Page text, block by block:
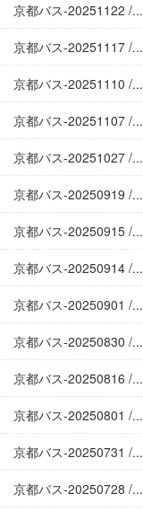
京都バス-20251122 /...
京都バス-20251117 /...
京都バス-20251110 /...
京都バス-20251107 /...
京都バス-20251027 /...
京都バス-20250919 /...
京都バス-20250915 /...
京都バス-20250914 /...
京都バス-20250901 /...
京都バス-20250830 /...
京都バス-20250816 /...
京都バス-20250801 /...
京都バス-20250731 /...
京都バス-20250728 /...